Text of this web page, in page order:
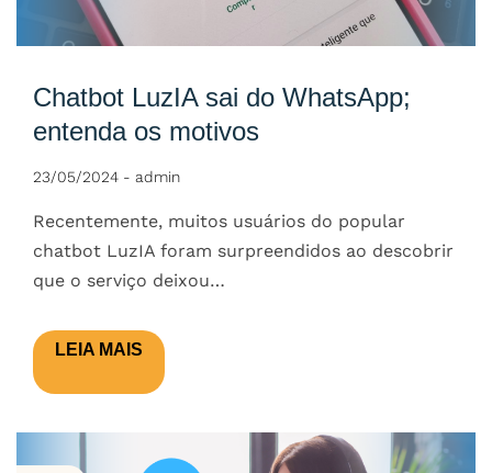
Chatbot LuzIA sai do WhatsApp;
entenda os motivos
23/05/2024 - admin
Recentemente, muitos usuários do popular
chatbot LuzIA foram surpreendidos ao descobrir
que o serviço deixou…
LEIA MAIS